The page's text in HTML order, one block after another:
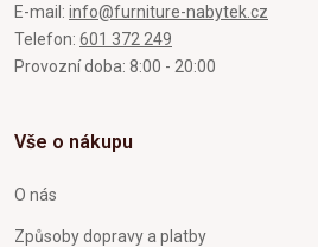
E-mail: info@furniture-nabytek.cz
Telefon: 601 372 249
Provozní doba: 8:00 - 20:00
Vše o nákupu
O nás
Způsoby dopravy a platby